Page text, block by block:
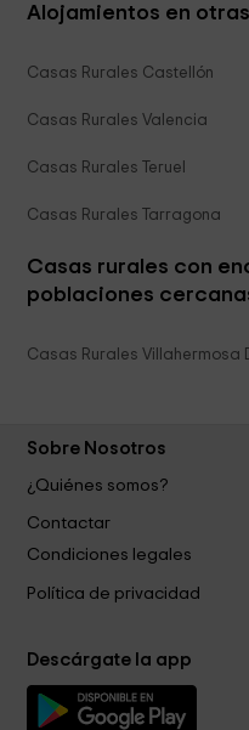
Alojamientos en
Casas Rurales Castellón
Casas Rurales Valencia
Casas Rurales Teruel
Casas Rurales Tarragona
Casas rurales con
poblaciones
Casas Rurales Villahermosa
Sobre Nosotros
¿Quiénes somos?
Contactar
Condiciones legales
Política de privacidad
Descárgate la app